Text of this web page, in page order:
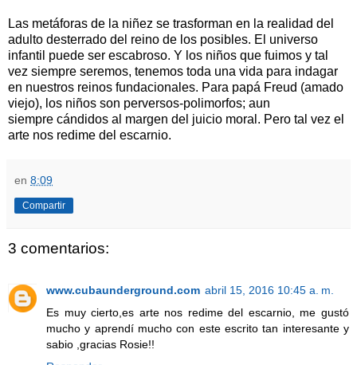
Las metáforas de la niñez se trasforman en la realidad del
adulto desterrado del reino de los posibles. El universo
infantil puede ser escabroso. Y los niños que fuimos y tal
vez siempre seremos, tenemos toda una vida para indagar
en nuestros reinos fundacionales. Para papá Freud (amado
viejo), los niños son perversos-polimorfos; aun
siempre cándidos al margen del juicio moral. Pero tal vez el
arte nos redime del escarnio.
en 8:09
Compartir
3 comentarios:
www.cubaunderground.com abril 15, 2016 10:45 a. m.
Es muy cierto,es arte nos redime del escarnio, me gustó
mucho y aprendí mucho con este escrito tan interesante y
sabio ,gracias Rosie!!